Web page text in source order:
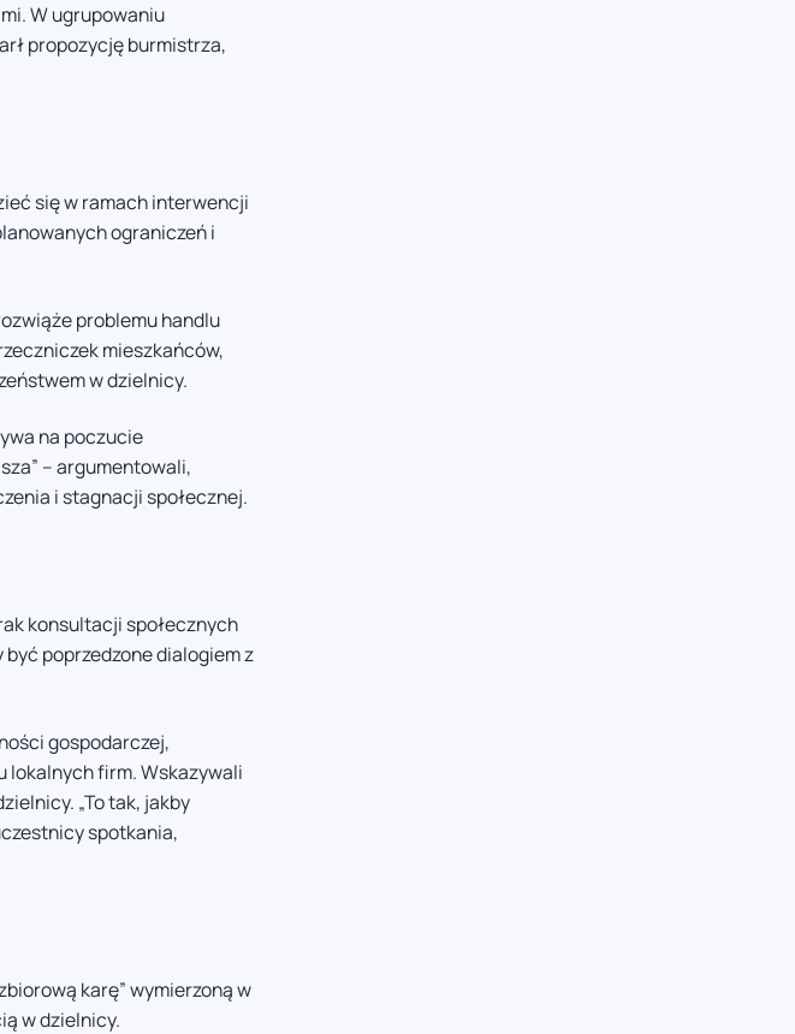
W ugrupowaniu
propozycję burmistrza,
się w ramach interwencji
ograniczeń i
problemu handlu
mieszkańców,
w dzielnicy.
na poczucie
– argumentowali,
i stagnacji społecznej.
konsultacji społecznych
poprzedzone dialogiem z
gospodarczej,
lokalnych firm. Wskazywali
„To tak, jakby
spotkania,
karę” wymierzoną w
w dzielnicy.